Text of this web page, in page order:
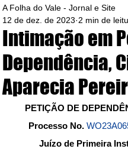
Intimação em
Dependência,
Aparecia
A Folha do Vale - Jornal e Site
12 de dez. de 2023 2 min de
PETIÇÃO DE
Processo No.
Juízo de Primeira